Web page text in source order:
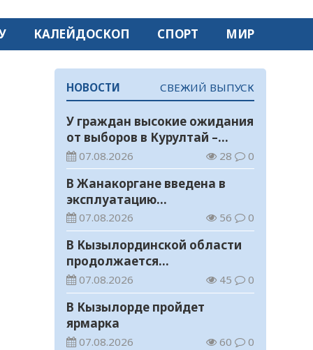
КАЛЕЙДОСКОП СПОРТ МИР
НОВОСТИ СВЕЖИЙ ВЫПУСК
У граждан высокие ожидания
от выборов в Курултай –
опрос общественного мнения
07.08.2026 28 0
В Жанакоргане введена в
эксплуатацию
водораспределительная
станция
07.08.2026 56 0
В Кызылординской области
продолжается
экологическая акция «Таза
Қазақстан»
07.08.2026 45 0
В Кызылорде пройдет
ярмарка
07.08.2026 60 0